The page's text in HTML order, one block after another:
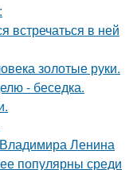
встречаться в ней
золотые руки.
- беседка.
Ленина
популярны среди